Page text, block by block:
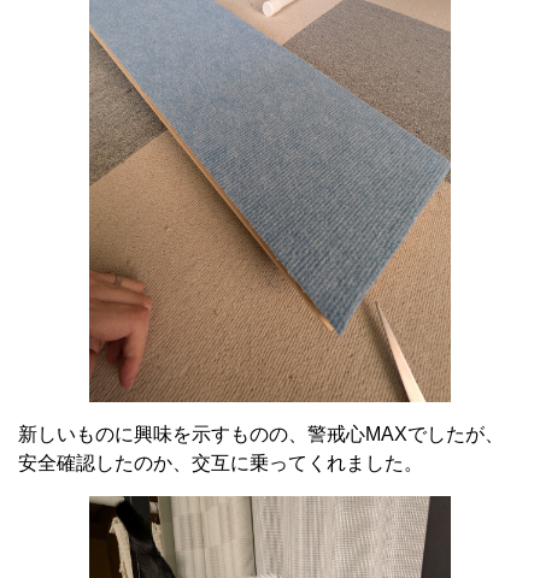
新しいものに興味を示すものの、警戒心MAXでしたが、
安全確認したのか、交互に乗ってくれました。